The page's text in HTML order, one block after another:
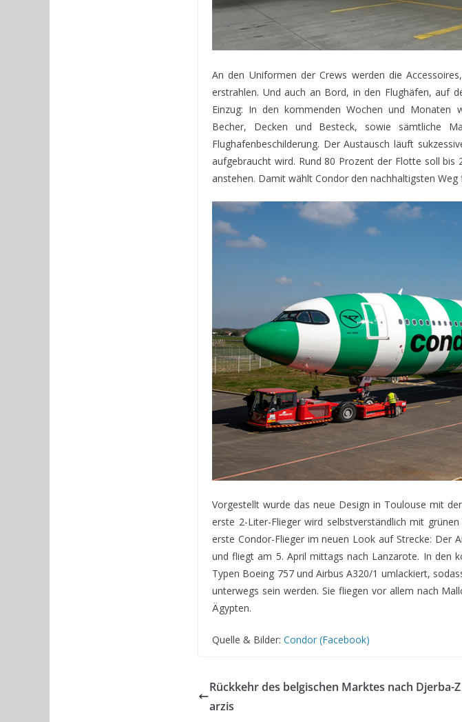
An den Uniformen der Crews werden die
erstrahlen. Und auch an Bord, in den Flughäfen, auf
Einzug: In den kommenden Wochen und Monaten
Becher, Decken und Besteck, sowie sämtliche
Flughafenbeschilderung. Der Austausch läuft
aufgebraucht wird. Rund 80 Prozent der Flotte soll
anstehen. Damit wählt Condor den nachhaltigsten
Vorgestellt wurde das neue Design in Toulouse mit
erste 2-Liter-Flieger wird selbstverständlich mit
erste Condor-Flieger im neuen Look auf Strecke: Der
und fliegt am 5. April mittags nach Lanzarote. In den
Typen Boeing 757 und Airbus A320/1 umlackiert,
unterwegs sein werden. Sie fliegen vor allem nach
Ägypten.
Quelle & Bilder: Condor (Facebook)
Rückkehr des belgischen Marktes nach Djerba-Z
arzis